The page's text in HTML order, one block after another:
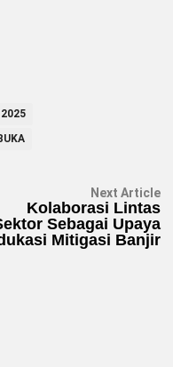
2025
Next Article
Kolaborasi Lintas
Sebagai Upaya
Mitigasi Banjir